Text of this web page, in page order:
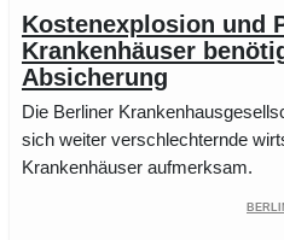
Kostenexplosion und
Krankenhäuser
Absicherung
Die Berliner
sich weiter verschlechternde
Krankenhäuser aufmerksam.